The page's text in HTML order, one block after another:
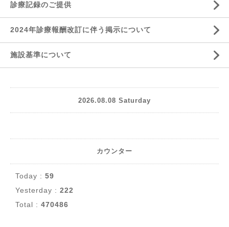
診療記録のご提供
2024年診療報酬改訂に伴う掲示について
施設基準について
2026.08.08 Saturday
カウンター
Today : 59
Yesterday : 222
Total : 470486